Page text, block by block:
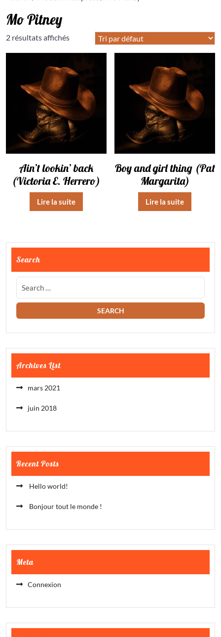
Mo Pitney
2 résultats affichés
Ain’t lookin’ back
(Victoria E. Herrero)
Lire la suite
Boy and girl thing (Pat
Margarita)
Lire la suite
Search
Archives List
mars 2021
juin 2018
Recent Posts
Hello world!
Bonjour tout le monde !
Meta
Connexion